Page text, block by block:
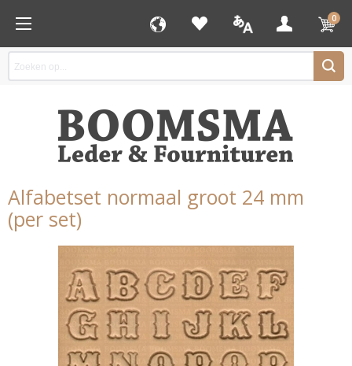
0
Alfabetset normaal groot 24 mm
(per set)